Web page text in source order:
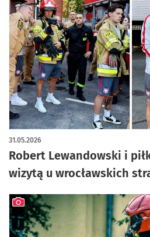
Robert Lewandowski i
wizytą u wrocławskich
31.05.2026
artykuł z galerią zdjęć